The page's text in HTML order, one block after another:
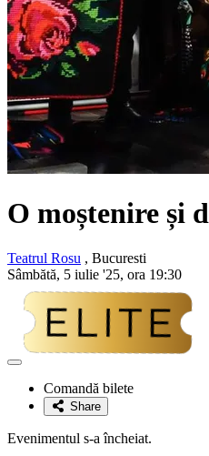
O moștenire și
Teatrul Rosu , Bucuresti
Sâmbătă, 5 iulie '25, ora 19:30
Adaugă
favoriteComandă bilete
Share
Evenimentul s-a încheiat.